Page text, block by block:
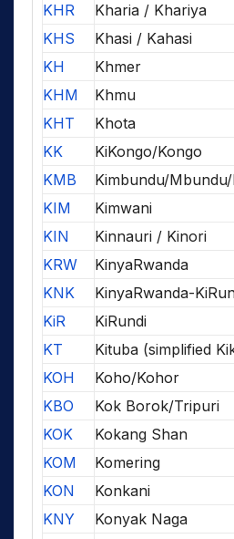
KHR
Kharia / Khariya
KHS
Khasi / Kahasi
KH
Khmer
KHM
Khmu
KHT
Khota
KK
KiKongo/Kongo
KMB
Kimbundu/
KIM
Kimwani
KIN
Kinnauri / Kinori
KRW
KinyaRwanda
KNK
KinyaRwanda-
KiR
KiRundi
KT
Kituba (simplified
KOH
Koho/Kohor
KBO
Kok Borok/Tripuri
KOK
Kokang Shan
KOM
Komering
KON
Konkani
KNY
Konyak Naga